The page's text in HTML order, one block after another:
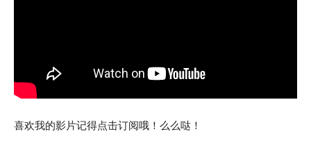
喜欢我的影片记得点击订阅哦！么么哒！